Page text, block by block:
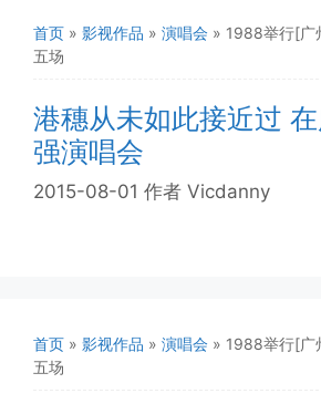
首页 » 影视作品 » 演唱会 » 1988举行[广
五场
港穗从未如此接近过
强演唱会
2015-08-01 作者 Vicdanny
首页 » 影视作品 » 演唱会 » 1988举行[广
五场